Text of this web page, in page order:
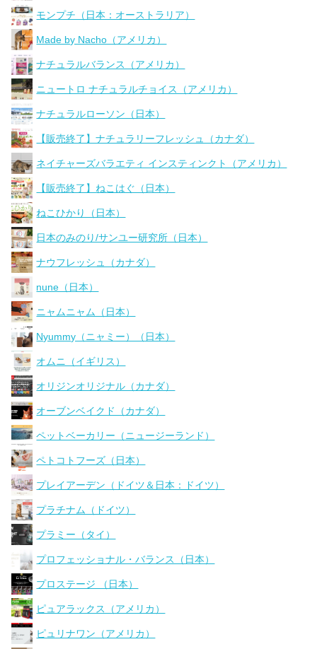
モンプチ（日本：オーストラリア）
Made by Nacho（アメリカ）
ナチュラルバランス（アメリカ）
ニュートロ ナチュラルチョイス（アメリカ）
ナチュラルローソン（日本）
【販売終了】ナチュラリーフレッシュ（カナダ）
ネイチャーズバラエティ インスティンクト（アメリカ）
【販売終了】ねこはぐ（日本）
ねこひかり（日本）
日本のみのり/サンユー研究所（日本）
ナウフレッシュ（カナダ）
nune（日本）
ニャムニャム（日本）
Nyummy（ニャミー）（日本）
オムニ（イギリス）
オリジンオリジナル（カナダ）
オーブンベイクド（カナダ）
ペットベーカリー（ニュージーランド）
ペトコトフーズ（日本）
プレイアーデン（ドイツ＆日本：ドイツ）
プラチナム（ドイツ）
プラミー（タイ）
プロフェッショナル・バランス（日本）
プロステージ （日本）
ピュアラックス（アメリカ）
ピュリナワン（アメリカ）